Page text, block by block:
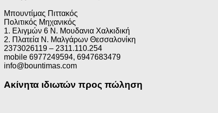
Μπουντίμας Πιττακός
Πολιτικός Μηχανικός
1. Ελιγμών 6 Ν. Μουδανια Χαλκιδική
2. Πλατεία Ν. Μαλγάρων Θεσσαλονίκη
2373026119 – 2311.110.254
mobile 6977249594, 6947683479
info@bountimas.com
Ακίνητα ιδιωτών προς πώληση